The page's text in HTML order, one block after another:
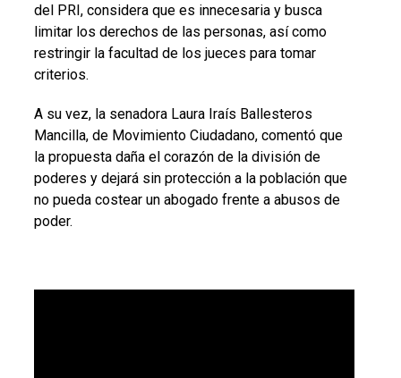
del PRI, considera que es innecesaria y busca
limitar los derechos de las personas, así como
restringir la facultad de los jueces para tomar
criterios.
A su vez, la senadora Laura Iraís Ballesteros
Mancilla, de Movimiento Ciudadano, comentó que
la propuesta daña el corazón de la división de
poderes y dejará sin protección a la población que
no pueda costear un abogado frente a abusos de
poder.